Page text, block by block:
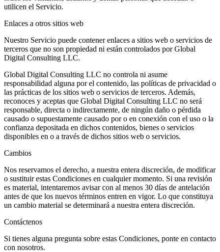
utilicen el Servicio.
Enlaces a otros sitios web
Nuestro Servicio puede contener enlaces a sitios web o servicios de
terceros que no son propiedad ni están controlados por Global
Digital Consulting LLC.
Global Digital Consulting LLC no controla ni asume
responsabilidad alguna por el contenido, las políticas de privacidad o
las prácticas de los sitios web o servicios de terceros. Además,
reconoces y aceptas que Global Digital Consulting LLC no será
responsable, directa o indirectamente, de ningún daño o pérdida
causado o supuestamente causado por o en conexión con el uso o la
confianza depositada en dichos contenidos, bienes o servicios
disponibles en o a través de dichos sitios web o servicios.
Cambios
Nos reservamos el derecho, a nuestra entera discreción, de modificar
o sustituir estas Condiciones en cualquier momento. Si una revisión
es material, intentaremos avisar con al menos 30 días de antelación
antes de que los nuevos términos entren en vigor. Lo que constituya
un cambio material se determinará a nuestra entera discreción.
Contáctenos
Si tienes alguna pregunta sobre estas Condiciones, ponte en contacto
con nosotros.